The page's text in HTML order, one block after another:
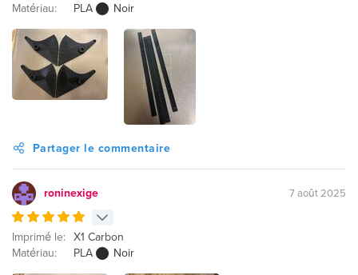
Matériau:
PLA Noir
Partager le commentaire
roninexige 7 août 2025
Imprimé le: X1 Carbon
Matériau:
PLA Noir